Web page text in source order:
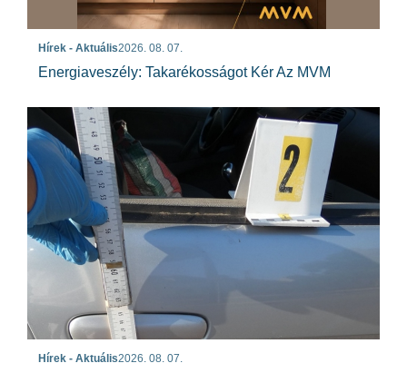
Hírek - Aktuális2026. 08. 07.
Energiaveszély: Takarékosságot Kér Az MVM
Hírek - Aktuális2026. 08. 07.